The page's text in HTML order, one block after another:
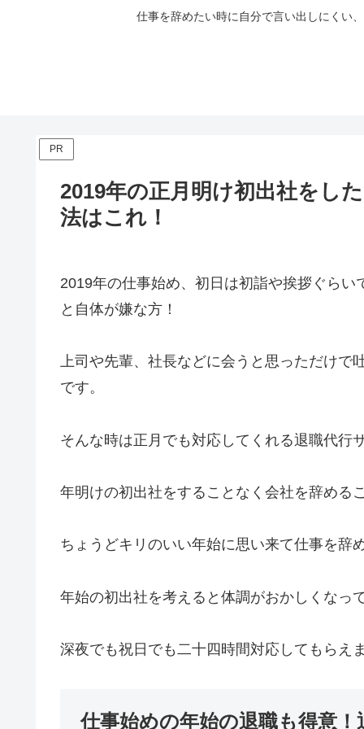
仕事を辞めたい時に自分で言い出しにくい
PR
2019年の正月明け初出社をし
法はこれ！
2019年の仕事始め、初日は初詣や挨拶ぐら
と自体が嫌な方！
上司や先輩、社長などに会うと思っただけで
です。
そんな時は正月でも対応してくれる退職代行
年明けの初出社をすることなく会社を辞める
ちょうどキリのいい年始に思い来て仕事を辞
年始の初出社を考えると体調がおかしくなっ
深夜でも祝日でも二十四時間対応してもらえ
仕事始めの年始の退職も得意